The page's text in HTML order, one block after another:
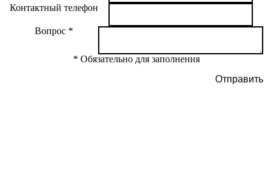
Контактный телефон
Вопрос
* Обязательно для заполнения
Отправить